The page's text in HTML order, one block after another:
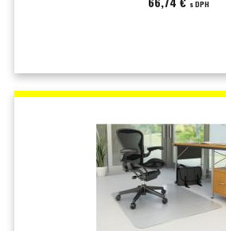
s DPH